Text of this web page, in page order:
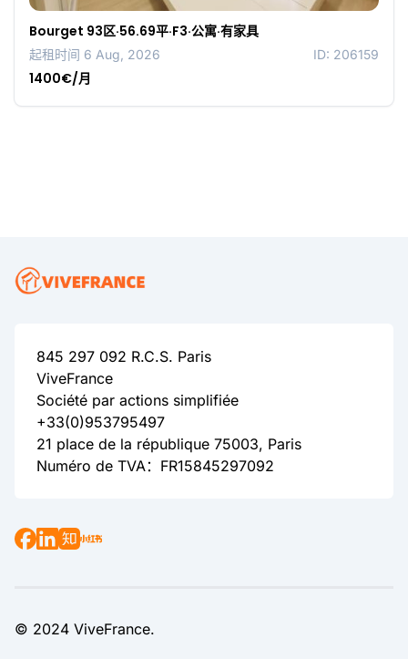
Bourget 93区·56.69平·F3·公寓·有家具
起租时间 6 Aug, 2026 ID: 206159
1400€/月
845 297 092 R.C.S. Paris
ViveFrance
Société par actions simplifiée
+33(0)953795497
21 place de la république 75003, Paris
Numéro de TVA：FR15845297092
© 2024 ViveFrance.